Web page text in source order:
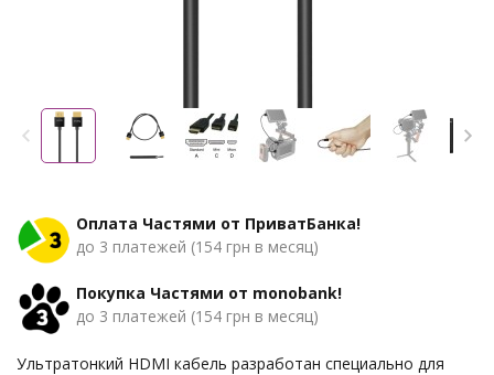
Оплата Частями от ПриватБанка!
до 3 платежей (154 грн в месяц)
Покупка Частями от monobank!
до 3 платежей (154 грн в месяц)
Ультратонкий HDMI кабель разработан специально для